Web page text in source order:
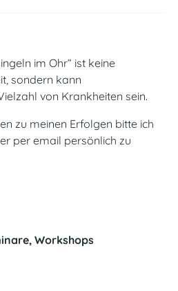
im Ohr“ ist keine
sondern kann
von Krankheiten sein.
zu meinen Erfolgen bitte ich
per email persönlich zu
Workshops